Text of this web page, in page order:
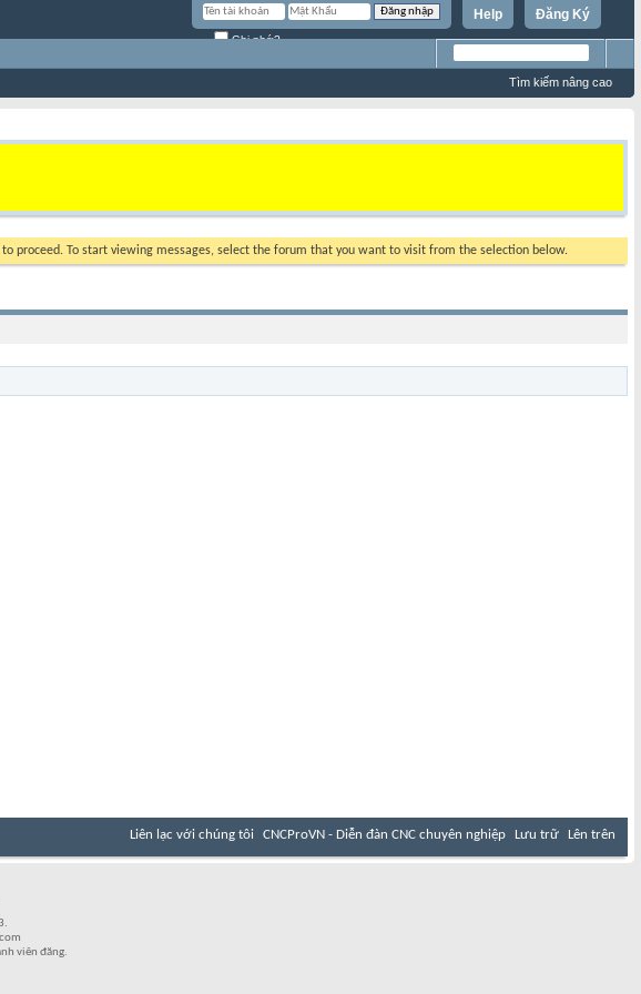
Đăng Ký
Help
Ghi nhớ?
Tìm kiếm nâng cao
proceed. To start viewing messages, select the forum that you want to visit from the selection below.
Liên lạc với chúng tôi CNCProVN - Diễn đàn CNC chuyên nghiệp Lưu trữ Lên trên
viên đăng.